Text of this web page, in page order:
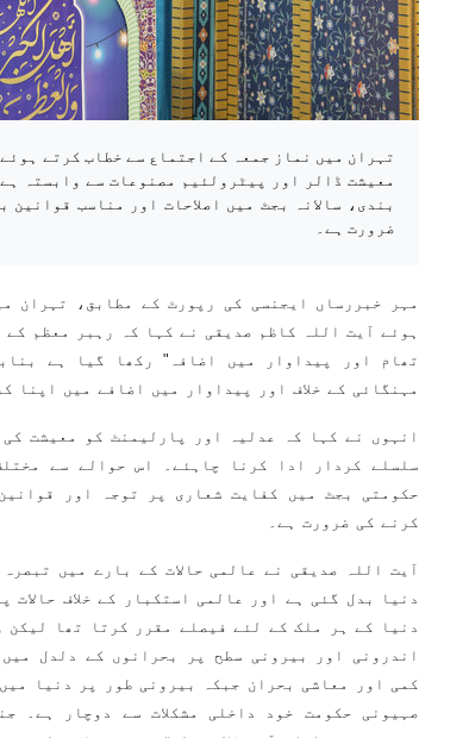
تہران میں نماز جمعہ کے اجتماع سے خطاب کرتے
معیشت ڈالر اور پیٹرولئیم مصنوعات سے وابستہ
بندی، سالانہ بجٹ میں اصلاحات اور مناسب
ضرورت ہے۔
مہر خبررساں ایجنسی کی رپورٹ کے مطابق، تہران
ہوئے آیت اللہ کاظم صدیقی نے کہا کہ رہبر معظم
تھام اور پیداوار میں اضافہ" رکھا گیا ہے
مہنگائی کے خلاف اور پیداوار میں اضافے میں اپنا
انہوں نے کہا کہ عدلیہ اور پارلیمنٹ کو معیشت
سلسلے کردار ادا کرنا چاہئے۔ اس حوالے سے
حکومتی بجٹ میں کفایت شعاری پر توجہ اور
کرنے کی ضرورت ہے۔
آیت اللہ صدیقی نے عالمی حالات کے بارے میں
دنیا بدل گئی ہے اور عالمی استکبار کے خلاف حالات
دنیا کے ہر ملک کے لئے فیصلے مقرر کرتا تھا لیکن
اندرونی اور بیرونی سطح پر بحرانوں کے دلدل
کمی اور معاشی بحران جبکہ بیرونی طور پر دنیا
صہیونی حکومت خود داخلی مشکلات سے دوچار ہے۔